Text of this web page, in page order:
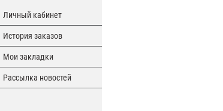
Личный кабинет
История заказов
Мои закладки
Рассылка новостей